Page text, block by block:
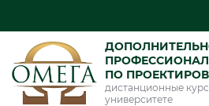
ПО
дистанционные
университете